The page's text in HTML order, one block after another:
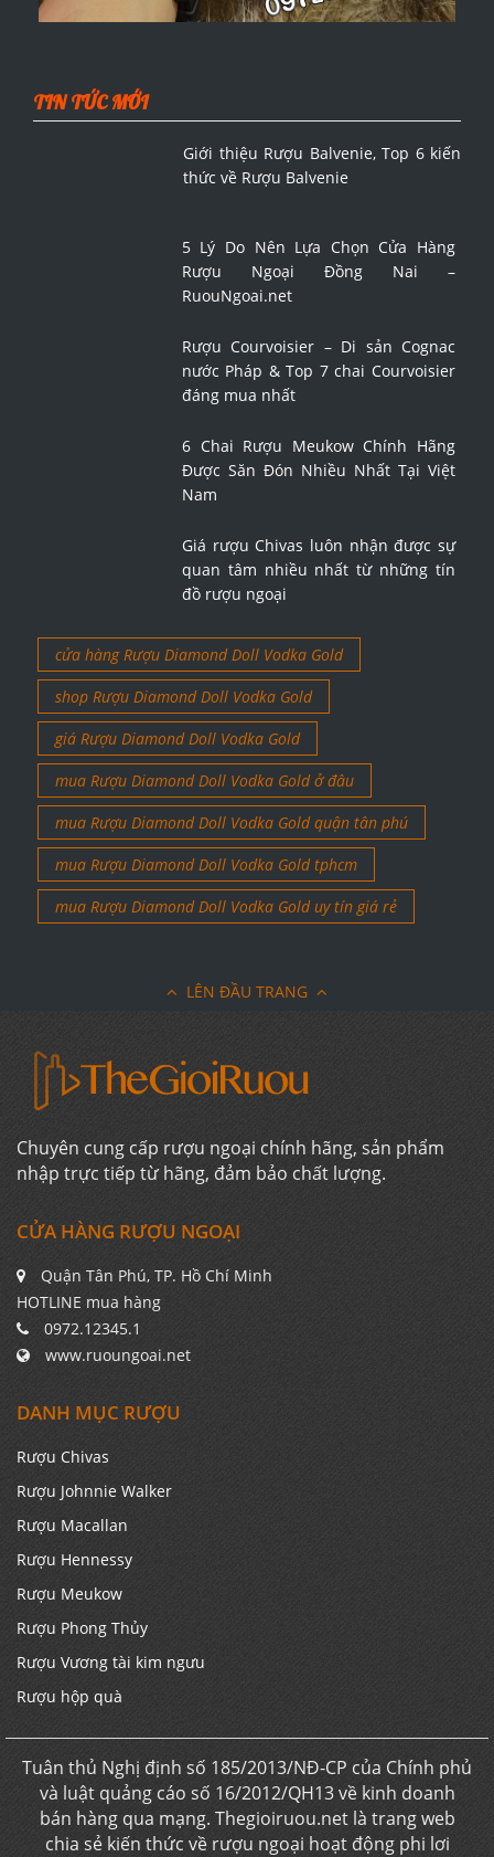
TIN TỨC MỚI
Giới thiệu Rượu Balvenie, Top 6 kiến
thức về Rượu Balvenie
Rượu Ngoại Đồng Nai –
RuouNgoai.net
nước Pháp & Top 7 chai Courvoisier
đáng mua nhất
Được Săn Đón Nhiều Nhất Tại Việt
Nam
quan tâm nhiều nhất từ những tín
đồ rượu ngoại
shop Rượu Diamond Doll Vodka Gold
giá Rượu Diamond Doll Vodka Gold
mua Rượu Diamond Doll Vodka Gold ở đâu
mua Rượu Diamond Doll Vodka Gold quận tân phú
mua Rượu Diamond Doll Vodka Gold tphcm
mua Rượu Diamond Doll Vodka Gold uy tín giá rẻ
nhập trực tiếp từ hãng, đảm bảo chất lượng.
Quận Tân Phú, TP. Hồ Chí Minh
HOTLINE mua hàng
0972.12345.1
www.ruoungoai.net
Rượu Chivas
Rượu Johnnie Walker
Rượu Macallan
Rượu Hennessy
Rượu Meukow
Rượu Phong Thủy
Rượu Vương tài kim ngưu
Rượu hộp quà
Tuân thủ Nghị định số 185/2013/NĐ-CP của Chính phủ
và luật quảng cáo số 16/2012/QH13 về kinh doanh
bán hàng qua mạng. Thegioiruou.net là trang web
chia sẻ kiến thức về rượu ngoại hoạt động phi lơi
nhuận. Chúng tôi không kinh doanh trực tiếp trên